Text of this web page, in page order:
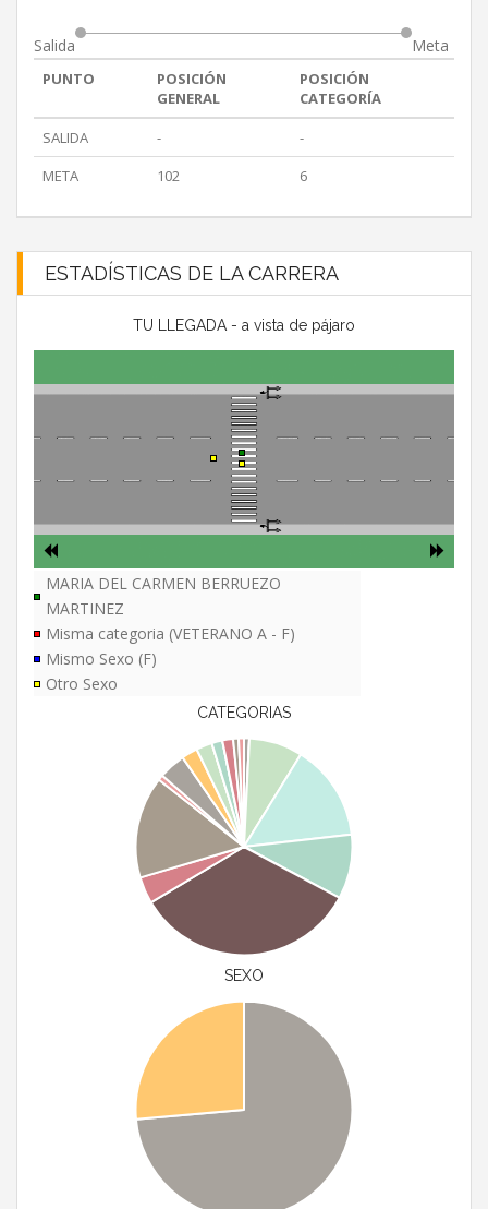
Salida Meta
PUNTO
POSICIÓN
GENERAL
POSICIÓN
CATEGORÍA
SALIDA
-
-
META
102 6
ESTADÍSTICAS DE LA CARRERA
TU LLEGADA - a vista de pájaro
MARIA DEL CARMEN BERRUEZO
MARTINEZ
Misma categoria (VETERANO A - F)
Mismo Sexo (F)
Otro Sexo
CATEGORIAS
SEXO